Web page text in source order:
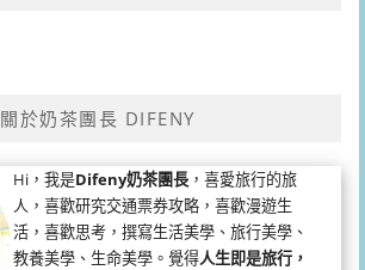
關於奶茶團長 DIFENY
Hi，我是Difeny奶茶團長 ，喜愛旅行的旅
人，喜歡研究交通票券攻略，喜歡漫遊生
活，喜歡思考，撰寫生活美學、旅行美學、
教養美學、生命美學。覺得人生即是旅行，